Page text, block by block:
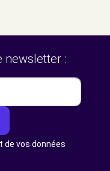
newsletter :
de vos données